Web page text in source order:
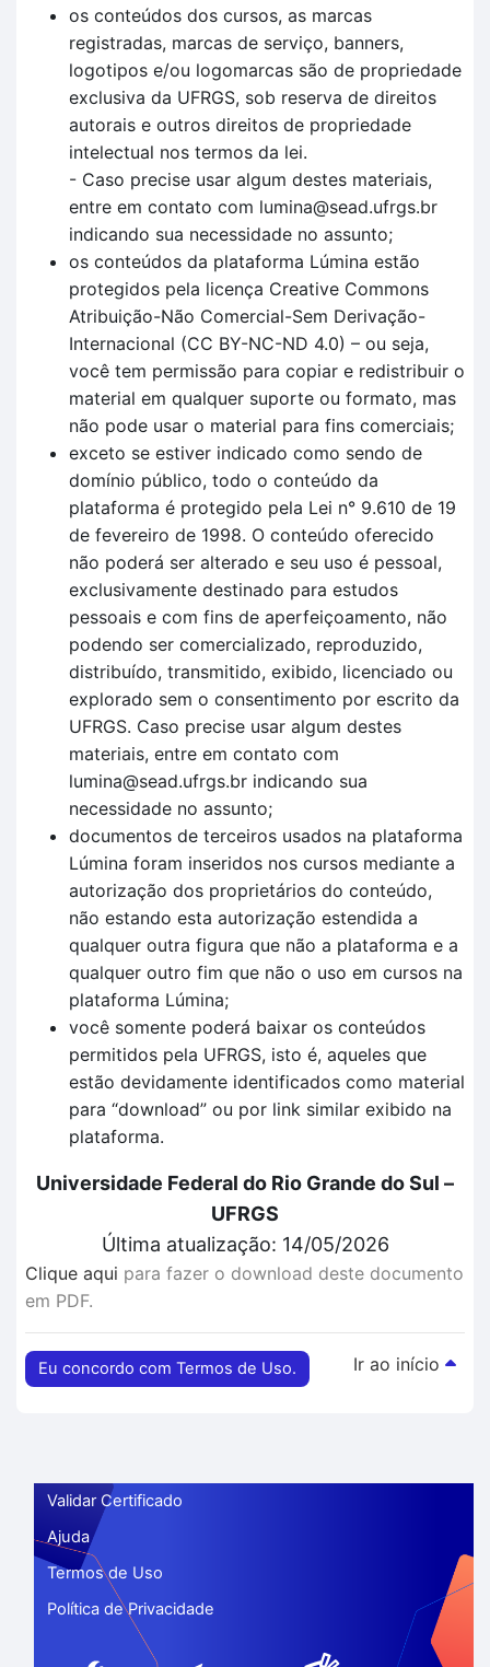
os conteúdos dos cursos, as marcas
registradas, marcas de serviço, banners,
logotipos e/ou logomarcas são de propriedade
exclusiva da UFRGS, sob reserva de direitos
autorais e outros direitos de propriedade
intelectual nos termos da lei.
- Caso precise usar algum destes materiais,
entre em contato com lumina@sead.ufrgs.br
indicando sua necessidade no assunto;
os conteúdos da plataforma Lúmina estão
protegidos pela licença Creative Commons
Atribuição-Não Comercial-Sem Derivação-
Internacional (CC BY-NC-ND 4.0) – ou seja,
você tem permissão para copiar e redistribuir o
material em qualquer suporte ou formato, mas
não pode usar o material para fins comerciais;
exceto se estiver indicado como sendo de
domínio público, todo o conteúdo da
plataforma é protegido pela Lei n° 9.610 de 19
de fevereiro de 1998. O conteúdo oferecido
não poderá ser alterado e seu uso é pessoal,
exclusivamente destinado para estudos
pessoais e com fins de aperfeiçoamento, não
podendo ser comercializado, reproduzido,
distribuído, transmitido, exibido, licenciado ou
explorado sem o consentimento por escrito da
UFRGS. Caso precise usar algum destes
materiais, entre em contato com
lumina@sead.ufrgs.br indicando sua
necessidade no assunto;
documentos de terceiros usados na plataforma
Lúmina foram inseridos nos cursos mediante a
autorização dos proprietários do conteúdo,
não estando esta autorização estendida a
qualquer outra figura que não a plataforma e a
qualquer outro fim que não o uso em cursos na
plataforma Lúmina;
você somente poderá baixar os conteúdos
permitidos pela UFRGS, isto é, aqueles que
estão devidamente identificados como material
para “download” ou por link similar exibido na
plataforma.
Universidade Federal do Rio Grande do Sul –
UFRGS
Última atualização: 14/05/2026
Clique aqui para fazer o download deste documento
em PDF.
Eu concordo com Termos de Uso. Ir ao início
Validar Certificado
Ajuda
Termos de Uso
Política de Privacidade